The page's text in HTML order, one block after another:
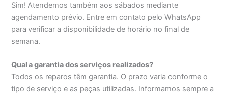
Sim! Atendemos também aos sábados mediante
agendamento prévio. Entre em contato pelo WhatsApp
para verificar a disponibilidade de horário no final de
semana.
Qual a garantia dos serviços realizados?
Todos os reparos têm garantia. O prazo varia conforme o
tipo de serviço e as peças utilizadas. Informamos sempre a